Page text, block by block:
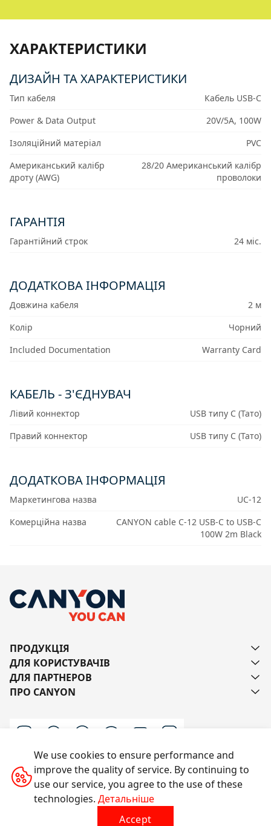
ХАРАКТЕРИСТИКИ
ДИЗАЙН ТА ХАРАКТЕРИСТИКИ
Тип кабеля
Кабель USB-C
Power & Data Output
20V/5A, 100W
Ізоляційний матеріал
PVC
Американський калібр
дроту (AWG)
28/20 Американський калібр
проволоки
ГАРАНТІЯ
Гарантійний строк 24 міс.
ДОДАТКОВА ІНФОРМАЦІЯ
Довжина кабеля
2 м
Колір
Чорний
Included Documentation
Warranty Card
КАБЕЛЬ - З'ЄДНУВАЧ
Лівий коннектор
USB типу C (Тато)
Правий коннектор
USB типу C (Тато)
ДОДАТКОВА ІНФОРМАЦІЯ
Маркетингова назва
UC-12
Комерційна назва
CANYON cable C-12 USB-C to USB-C
100W 2m Black
ПРОДУКЦІЯ
ДЛЯ КОРИСТУВАЧІВ
ДЛЯ ПАРТНЕРОВ
ПРО CANYON
Напишіть нам
Усі права захищено © 2014-2026 CANYON
We use cookies to ensure performance and
improve the quality of service. By continuing to
use our service, you agree to the use of these
technologies. Детальніше
Accept